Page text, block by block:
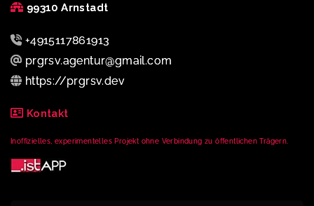
99310 Arnstadt
+4915117861913
prgrsv.agentur@gmail.com
https://prgrsv.dev
Kontakt
Inoffizielles, experimentelles Projekt ohne Verbindung zu öffentlichen Trägern.